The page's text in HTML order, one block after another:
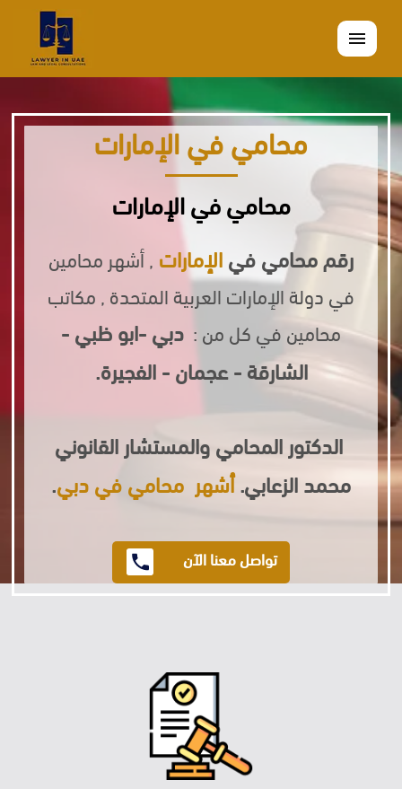
القائمة
محامي في الإمارات
محامي في الإمارات
رقم محامي فيالإمارات , أشهر محامين
في دولة الإمارات العربية المتحدة , مكاتب
محامين في كل من : دبي -ابو ظبي -
الشارقة - عجمان - الفجيرة.
الدكتور المحامي والمستشار القانوني
محمد الزعابي.أشهر محامي في دبي.
تواصل معنا الآن